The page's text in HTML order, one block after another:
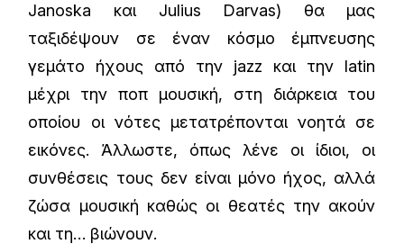
Janoska και Julius Darvas) θα µας
ταξιδέψουν σε έναν κόσµο έµπνευσης
γεµάτο ήχους από την jazz και την latin
µέχρι την ποπ µουσική, στη διάρκεια του
οποίου οι νότες µετατρέπονται νοητά σε
εικόνες. Άλλωστε, όπως λένε οι ίδιοι, οι
συνθέσεις τους δεν είναι µόνο ήχος, αλλά
ζώσα µουσική καθώς οι θεατές την ακούν
και τη… βιώνουν.